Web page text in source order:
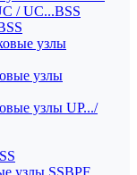
/ UC...BSS
узлы
узлы
узлы UP.../
узлы SSBPF